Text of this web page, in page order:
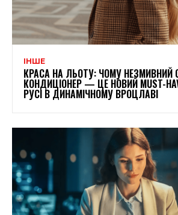
ІНШЕ
КРАСА НА ЛЬОТУ: ЧОМУ НЕЗМИВНИЙ
КОНДИЦІОНЕР — ЦЕ НОВИЙ MUST-
РУСІ В ДИНАМІЧНОМУ ВРОЦЛАВІ